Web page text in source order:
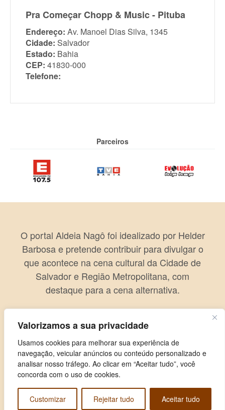
Valorizamos a sua privacidade
Usamos cookies para melhorar sua experiência de
navegação, veicular anúncios ou conteúdo personalizado e
analisar nosso tráfego. Ao clicar em “Aceitar tudo”, você
concorda com o uso de cookies.
Customizar Rejeitar tudo Aceitar tudo
Pra Começar Chopp & Music - Pituba
Endereço: Av. Manoel Dias Silva, 1345
Cidade: Salvador
Estado: Bahia
CEP: 41830-000
Telefone:
Parceiros
O portal Aldeia Nagô foi idealizado por Helder
Barbosa e pretende contribuir para divulgar o
que acontece na cena cultural da Cidade de
Salvador e Região Metropolitana, com
destaque para a cena alternativa.
Copyright © 2026 Aldeia Nagô. Todos os direitos reservados.